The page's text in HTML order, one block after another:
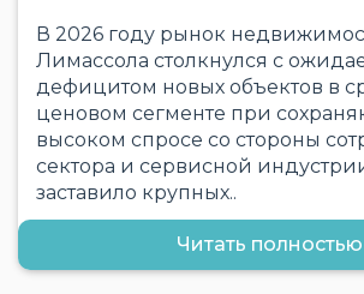
В 2026 году рынок
Лимассола столкнулся с
дефицитом новых объектов в
ценовом сегменте при
высоком спросе со стороны
сектора и сервисной
заставило крупных..
Читать полностью